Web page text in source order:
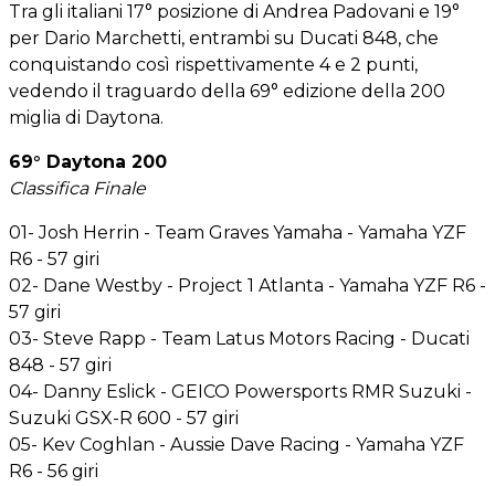
Tra gli italiani 17° posizione di Andrea Padovani e 19°
per Dario Marchetti, entrambi su Ducati 848, che
conquistando così rispettivamente 4 e 2 punti,
vedendo il traguardo della 69° edizione della 200
miglia di Daytona.
69° Daytona 200
Classifica Finale
01- Josh Herrin - Team Graves Yamaha - Yamaha YZF
R6 - 57 giri
02- Dane Westby - Project 1 Atlanta - Yamaha YZF R6 -
57 giri
03- Steve Rapp - Team Latus Motors Racing - Ducati
848 - 57 giri
04- Danny Eslick - GEICO Powersports RMR Suzuki -
Suzuki GSX-R 600 - 57 giri
05- Kev Coghlan - Aussie Dave Racing - Yamaha YZF
R6 - 56 giri